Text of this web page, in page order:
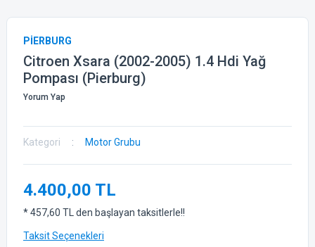
PİERBURG
Citroen Xsara (2002-2005) 1.4 Hdi Yağ
Pompası (Pierburg)
Yorum Yap
Kategori Motor Grubu
4.400,00 TL
* 457,60 TL den başlayan taksitlerle!!
Taksit Seçenekleri